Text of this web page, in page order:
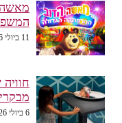
מאשה
11 ביולי 2026
6 ביולי 2026